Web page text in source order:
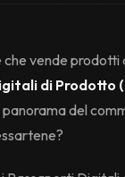
vende
di Prodotto
del